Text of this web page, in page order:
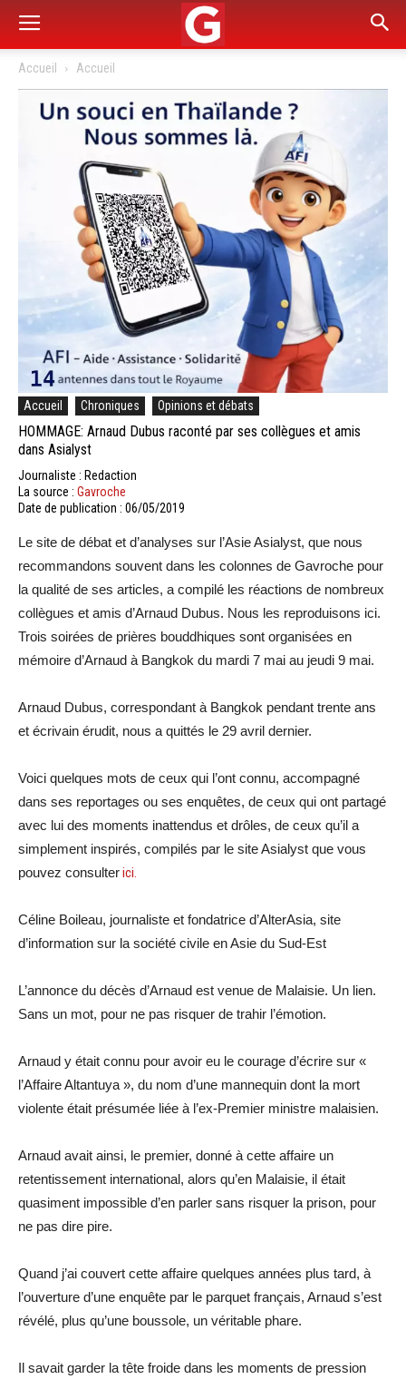
Accueil Accueil
Accueil Chroniques Opinions et débats
HOMMAGE: Arnaud Dubus raconté par ses collègues et amis
dans Asialyst
Journaliste : Redaction
La source : Gavroche
Date de publication : 06/05/2019
Le site de débat et d’analyses sur l’Asie Asialyst, que nous
recommandons souvent dans les colonnes de Gavroche pour
la qualité de ses articles, a compilé les réactions de nombreux
collègues et amis d’Arnaud Dubus. Nous les reproduisons ici.
Trois soirées de prières bouddhiques sont organisées en
mémoire d’Arnaud à Bangkok du mardi 7 mai au jeudi 9 mai.
Arnaud Dubus, correspondant à Bangkok pendant trente ans
et écrivain érudit, nous a quittés le 29 avril dernier.
Voici quelques mots de ceux qui l’ont connu, accompagné
dans ses reportages ou ses enquêtes, de ceux qui ont partagé
avec lui des moments inattendus et drôles, de ceux qu’il a
simplement inspirés, compilés par le site Asialyst que vous
pouvez consulterici.
Céline Boileau, journaliste et fondatrice d’AlterAsia, site
d’information sur la société civile en Asie du Sud-Est
L’annonce du décès d’Arnaud est venue de Malaisie. Un lien.
Sans un mot, pour ne pas risquer de trahir l’émotion.
Arnaud y était connu pour avoir eu le courage d’écrire sur «
l’Affaire Altantuya », du nom d’une mannequin dont la mort
violente était présumée liée à l’ex-Premier ministre malaisien.
Arnaud avait ainsi, le premier, donné à cette affaire un
retentissement international, alors qu’en Malaisie, il était
quasiment impossible d’en parler sans risquer la prison, pour
ne pas dire pire.
Quand j’ai couvert cette affaire quelques années plus tard, à
l’ouverture d’une enquête par le parquet français, Arnaud s’est
révélé, plus qu’une boussole, un véritable phare.
Il savait garder la tête froide dans les moments de pression